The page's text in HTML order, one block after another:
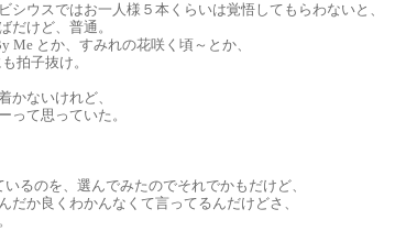
シウスではお一人様５本くらいは覚悟してもらわないと、
だけど、普通。
Me とか、すみれの花咲く頃～とか、
拍子抜け。
かないけれど、
って思っていた。
るのを、選んでみたのでそれでかもだけど、
だか良くわかんなくて言ってるんだけどさ、